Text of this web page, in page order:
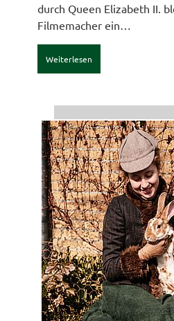
durch Queen Elizabeth II.
Filmemacher ein…
Weiterlesen